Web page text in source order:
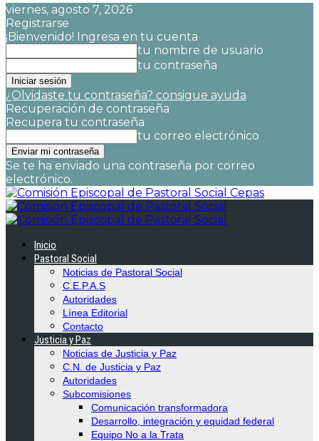
viernes, agosto 7, 2026
Registrarse
¡Bienvenido! Ingresa en tu cuenta
tu nombre de usuario
tu contraseña
¿Olvidaste tu contraseña? consigue ayuda
Recuperación de contraseña
Recupera tu contraseña
tu correo electrónico
Se te ha enviado una contraseña por correo
electrónico.
Cepas
Inicio
Pastoral Social
Noticias de Pastoral Social
C.E.P.A.S
Autoridades
Línea Editorial
Contacto
Justicia y Paz
Noticias de Justicia y Paz
C.N. de Justicia y Paz
Autoridades
Subcomisiones
Comunicación transformadora
Desarrollo, integración y equidad federal
Equipo No a la Trata